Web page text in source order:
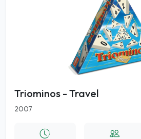
Triominos - Travel
2007